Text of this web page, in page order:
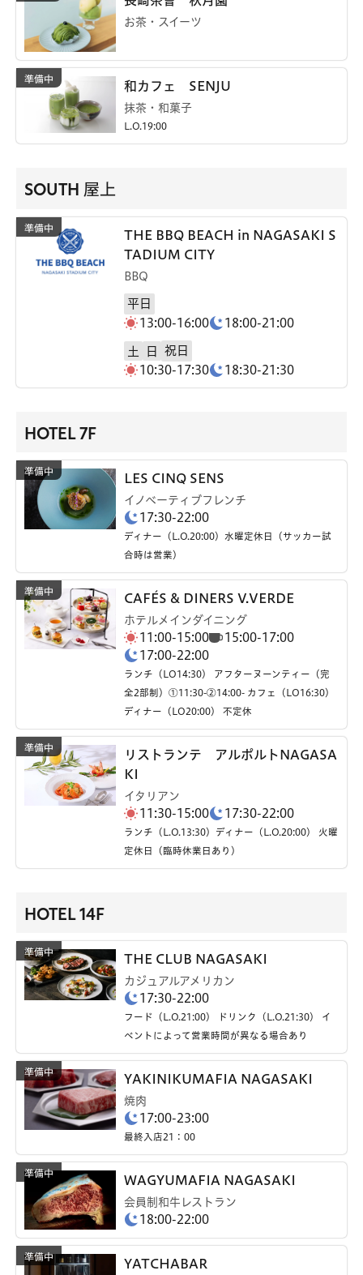
お茶・スイーツ
和カフェ SENJU
抹茶・和菓子
L.O.19:00
SOUTH 屋上
THE BBQ BEACH in NAGASAKI S
TADIUM CITY
BBQ
平日
13:00-16:00
18:00-21:00
土 日
祝日
10:30-17:30
18:30-21:30
HOTEL 7F
LES CINQ SENS
イノベーティブフレンチ
17:30-22:00
ディナー（L.O.20:00）水曜定休日（サッカー試
合時は営業）
CAFÉS & DINERS V.VERDE
ホテルメインダイニング
11:00-15:00
15:00-17:00
17:00-22:00
ランチ（LO14:30） アフターヌーンティー（完
全2部制）①11:30-②14:00- カフェ（LO16:30）
ディナー（LO20:00） 不定休
リストランテ アルポルトNAGASA
KI
イタリアン
11:30-15:00 17:30-22:00
ランチ（L.O.13:30）ディナー（L.O.20:00） 火曜
定休日（臨時休業日あり）
HOTEL 14F
THE CLUB NAGASAKI
カジュアルアメリカン
17:30-22:00
フード（L.O.21:00） ドリンク（L.O.21:30） イ
ベントによって営業時間が異なる場合あり
YAKINIKUMAFIA NAGASAKI
焼肉
17:00-23:00
最終入店21：00
WAGYUMAFIA NAGASAKI
会員制和牛レストラン
18:00-22:00
YATCHABAR